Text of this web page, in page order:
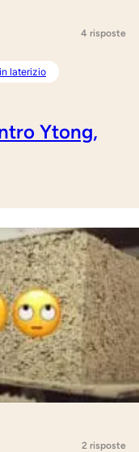
4 risposte
laterizio
Ytong,
2 risposte